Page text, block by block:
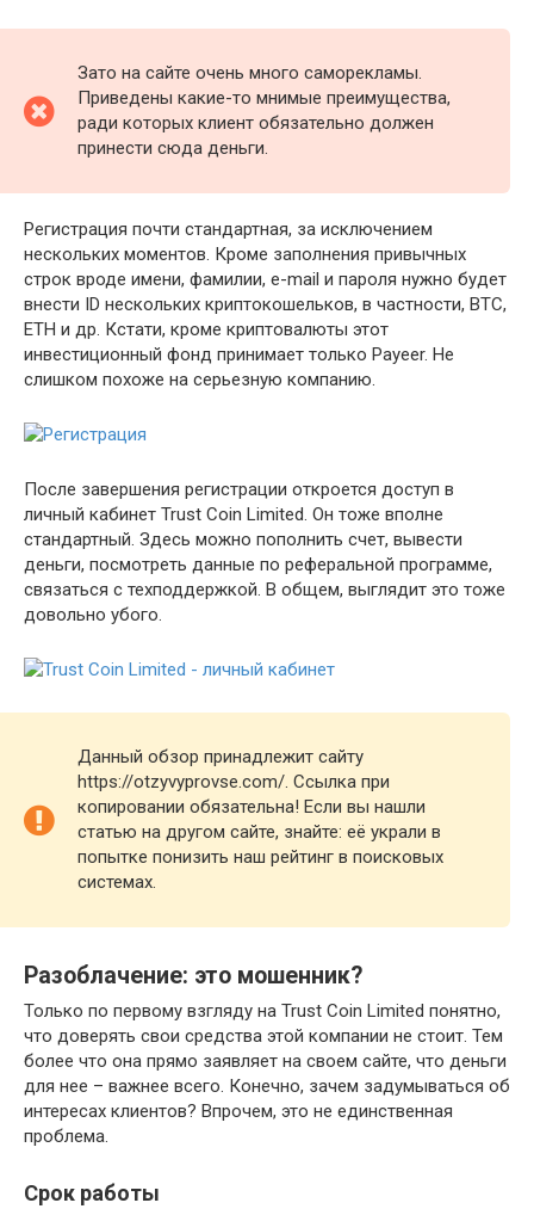
Зато на сайте очень много саморекламы.
Приведены какие-то мнимые преимущества,
ради которых клиент обязательно должен
принести сюда деньги.
Регистрация почти стандартная, за исключением
нескольких моментов. Кроме заполнения привычных
строк вроде имени, фамилии, e-mail и пароля нужно будет
внести ID нескольких криптокошельков, в частности, BTC,
ETH и др. Кстати, кроме криптовалюты этот
инвестиционный фонд принимает только Payeer. Не
слишком похоже на серьезную компанию.
После завершения регистрации откроется доступ в
личный кабинет Trust Coin Limited. Он тоже вполне
стандартный. Здесь можно пополнить счет, вывести
деньги, посмотреть данные по реферальной программе,
связаться с техподдержкой. В общем, выглядит это тоже
довольно убого.
Данный обзор принадлежит сайту
https://otzyvyprovse.com/. Ссылка при
копировании обязательна! Если вы нашли
статью на другом сайте, знайте: её украли в
попытке понизить наш рейтинг в поисковых
системах.
Разоблачение: это мошенник?
Только по первому взгляду на Trust Coin Limited понятно,
что доверять свои средства этой компании не стоит. Тем
более что она прямо заявляет на своем сайте, что деньги
для нее – важнее всего. Конечно, зачем задумываться об
интересах клиентов? Впрочем, это не единственная
проблема.
Срок работы